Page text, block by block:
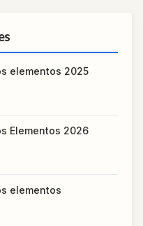
elementos 2025
Elementos 2026
elementos